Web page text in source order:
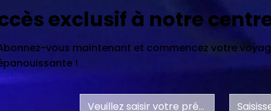
exclusif à notre
vous maintenant et commencez votre
!